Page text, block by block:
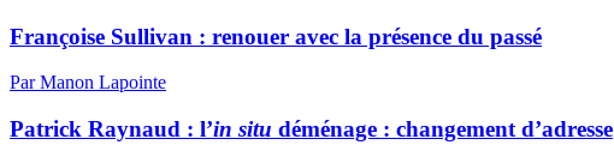
Françoise Sullivan : renouer avec la présence du passé
Par Manon Lapointe
Patrick Raynaud : l’in situ déménage : changement d’adresse